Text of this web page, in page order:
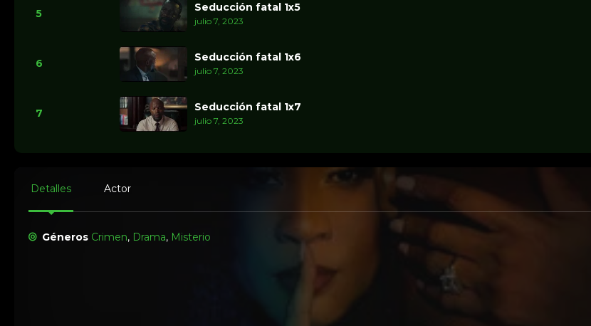
5 Seducción fatal 1x5
julio 7, 2023
6 Seducción fatal 1x6
julio 7, 2023
7 Seducción fatal 1x7
julio 7, 2023
Detalles Actor
Géneros Crimen, Drama, Misterio